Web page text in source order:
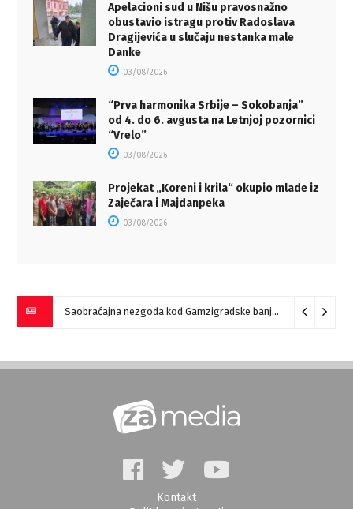
Apelacioni sud u Nišu pravosnažno
obustavio istragu protiv Radoslava
Dragijevića u slučaju nestanka male
Danke
03/08/2026
“Prva harmonika Srbije – Sokobanja”
od 4. do 6. avgusta na Letnjoj pozornici
“Vrelo”
03/08/2026
Projekat „Koreni i krila“ okupio mlade iz
Zaječara i Majdanpeka
03/08/2026
Saobraćajna nezgoda kod Gamzigradske banje 05/08/2026
Kontakt